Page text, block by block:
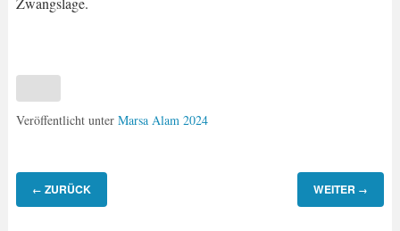
Veröffentlicht unter Marsa Alam 2024
← ZURÜCK WEITER →